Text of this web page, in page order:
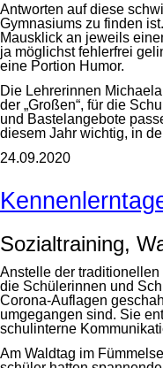
Antworten auf diese
Gymnasiums zu finden
Mausklick an jeweils
ja möglichst fehlerfrei
eine Portion Humor.
Die Lehrerinnen
der „Großen“, für die
und Bastelangebote
diesem Jahr wichtig, in
24.09.2020
Sozialtraining,
Anstelle der
die Schülerinnen und
Corona-Auflagen
umgegangen sind. Sie
schulinterne
Am Waldtag im